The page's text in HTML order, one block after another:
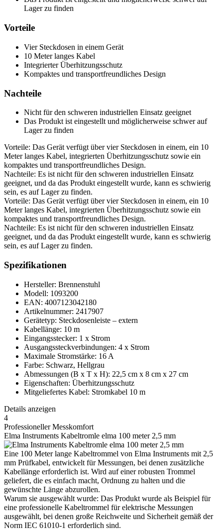
Lager zu finden
Vorteile
Vier Steckdosen in einem Gerät
10 Meter langes Kabel
Integrierter Überhitzungsschutz
Kompaktes und transportfreundliches Design
Nachteile
Nicht für den schweren industriellen Einsatz geeignet
Das Produkt ist eingestellt und möglicherweise schwer auf
Lager zu finden
Vorteile: Das Gerät verfügt über vier Steckdosen in einem, ein 10
Meter langes Kabel, integrierten Überhitzungsschutz sowie ein
kompaktes und transportfreundliches Design.
Nachteile: Es ist nicht für den schweren industriellen Einsatz
geeignet, und da das Produkt eingestellt wurde, kann es schwierig
sein, es auf Lager zu finden.
Vorteile: Das Gerät verfügt über vier Steckdosen in einem, ein 10
Meter langes Kabel, integrierten Überhitzungsschutz sowie ein
kompaktes und transportfreundliches Design.
Nachteile: Es ist nicht für den schweren industriellen Einsatz
geeignet, und da das Produkt eingestellt wurde, kann es schwierig
sein, es auf Lager zu finden.
Spezifikationen
Hersteller: Brennenstuhl
Modell: 1093200
EAN: 4007123042180
Artikelnummer: 2417907
Gerätetyp: Steckdosenleiste – extern
Kabellänge: 10 m
Eingangsstecker: 1 x Strom
Ausgangssteckverbindungen: 4 x Strom
Maximale Stromstärke: 16 A
Farbe: Schwarz, Hellgrau
Abmessungen (B x T x H): 22,5 cm x 8 cm x 27 cm
Eigenschaften: Überhitzungsschutz
Mitgeliefertes Kabel: Stromkabel 10 m
Details anzeigen
4
Professioneller Messkomfort
Elma Instruments Kabeltromle elma 100 meter 2,5 mm
Eine 100 Meter lange Kabeltrommel von Elma Instruments mit 2,5
mm Prüfkabel, entwickelt für Messungen, bei denen zusätzliche
Kabellänge erforderlich ist. Wird auf einer robusten Trommel
geliefert, die es einfach macht, Ordnung zu halten und die
gewünschte Länge abzurollen.
Warum sie ausgewählt wurde: Das Produkt wurde als Beispiel für
eine professionelle Kabeltrommel für elektrische Messungen
ausgewählt, bei denen große Reichweite und Sicherheit gemäß der
Norm IEC 61010-1 erforderlich sind.